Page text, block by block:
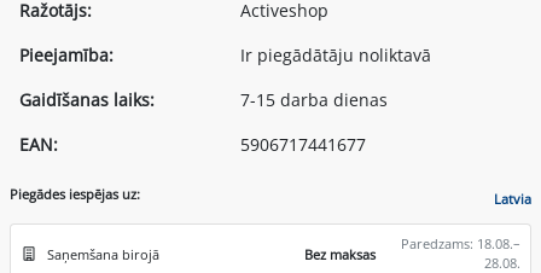
Ražotājs:
Activeshop
Pieejamība:
Ir piegādātāju noliktavā
Gaidīšanas laiks:
7-15 darba dienas
EAN:
5906717441677
Piegādes iespējas uz: Latvia
Saņemšana birojā Bez maksas
Paredzams: 18.08.–
28.08.